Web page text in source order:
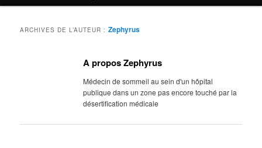
ARCHIVES DE L’AUTEUR :Zephyrus
A propos Zephyrus
Médecin de sommeil au sein d'un hôpital
publique dans un zone pas encore touché par la
désertification médicale